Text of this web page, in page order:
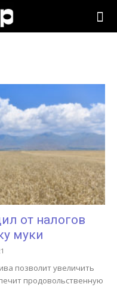
от налогов
муки
позволит увеличить
продовольственную